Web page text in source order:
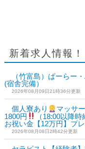
新着求人情報！
（竹富島）ぱーらー
(宿舎完備）
2026年08月09日21時36分更新
個人寮あり
マッサ
1800円
（18:00以降
お祝い金【12万円】プ
2026年08月08日2時42分更新